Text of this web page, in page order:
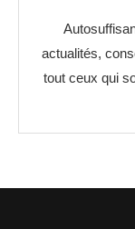
actualités,
tout ceux qui